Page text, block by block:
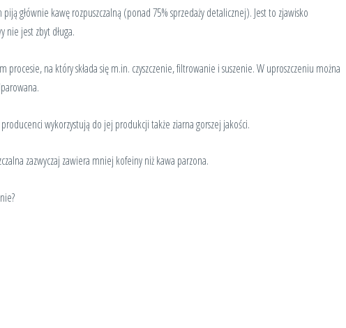
głównie kawę rozpuszczalną (ponad 75% sprzedaży detalicznej). Jest to zjawisko
nie jest zbyt długa.
na który składa się m.in. czyszczenie, filtrowanie i suszenie. W uproszczeniu można
wykorzystują do jej produkcji także ziarna gorszej jakości.
zazwyczaj zawiera mniej kofeiny niż kawa parzona.